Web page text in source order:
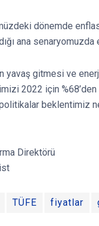
dönemde
ana
yavaş gitmesi ve
2022 için
beklentimiz
Direktörü
TÜFE fiyatlar